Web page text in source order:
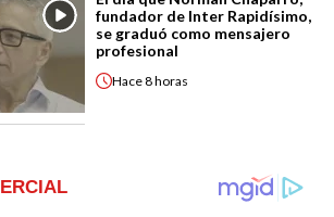
fundador de Inter Rapidísimo,
se graduó como mensajero
profesional
Hace8 horas